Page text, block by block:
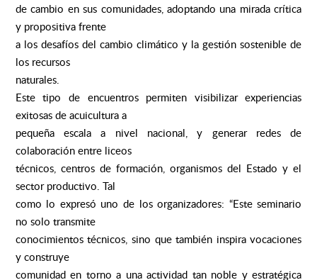
de cambio en sus comunidades, adoptando una mirada crítica
y propositiva frente
a los desafíos del cambio climático y la gestión sostenible de
los recursos
naturales.
Este tipo de encuentros permiten visibilizar experiencias
exitosas de acuicultura a
pequeña escala a nivel nacional, y generar redes de
colaboración entre liceos
técnicos, centros de formación, organismos del Estado y el
sector productivo. Tal
como lo expresó uno de los organizadores: “Este seminario
no solo transmite
conocimientos técnicos, sino que también inspira vocaciones
y construye
comunidad en torno a una actividad tan noble y estratégica